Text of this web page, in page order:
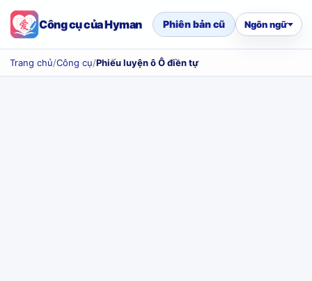
Công cụ của Hyman Phiên bản cũ Ngôn ngữ
Trang chủ/Công cụ/Phiếu luyện ô Ô điền tự